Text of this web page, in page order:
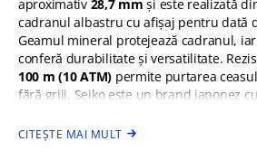
aproximativ 28,7 mm și este realizată
cadranul albastru cu afișaj pentru dată
Geamul mineral protejează cadranul,
conferă durabilitate și versatilitate.
100 m (10 ATM) permite purtarea
fără griji. Seiko este un brand japonez
CITEȘTE MAI MULT